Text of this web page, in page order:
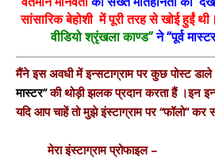
सांसारिक बेहोशी में पूरी तरह से खोई हुईं थी।
वीडियो श्रृंखला काण्ड”ने “पूर्व
मैंने इस अवधी में इन्सटाग्राम पर कुछ पोस्ट
मास्टर”की थोड़ी झलक प्रदान करता हैं ।इन
यदि आप चाहें तो मुझे इंस्टाग्राम पर “फॉलो”
मेरा इंस्टाग्राम प्रोफाइल –